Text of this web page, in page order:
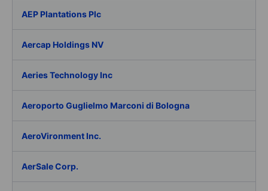
AEP Plantations Plc
Aercap Holdings NV
Aeries Technology Inc
Aeroporto Guglielmo Marconi di Bologna
AeroVironment Inc.
AerSale Corp.